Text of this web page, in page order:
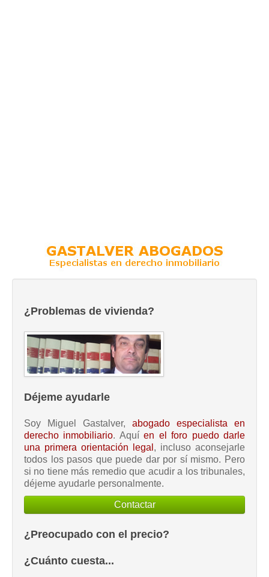
¿Problemas de vivienda?
Déjeme ayudarle
Soy Miguel Gastalver, abogado especialista en
derecho inmobiliario. Aquíen el foro puedo darle
una primera orientación legal , incluso aconsejarle
todos los pasos que puede dar por sí mismo. Pero
si no tiene más remedio que acudir a los tribunales,
déjeme ayudarle personalmente.
Contactar
¿Preocupado con el precio?
¿Cuánto cuesta...